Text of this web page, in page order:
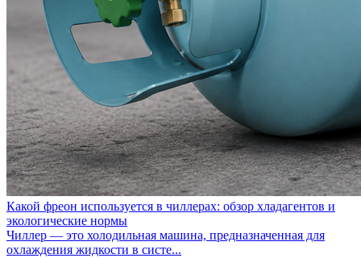
Какой фреон используется в чиллерах: обзор хладагентов и
экологические нормы
Чиллер — это холодильная машина, предназначенная для
охлаждения жидкости в систе...